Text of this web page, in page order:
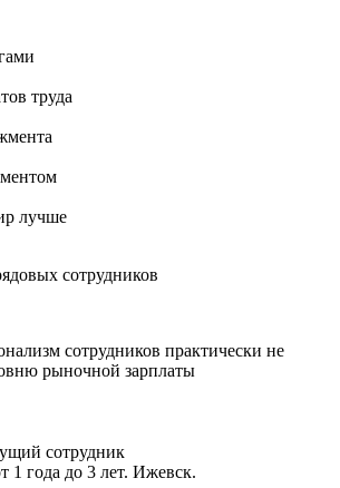
труда
лучше
сотрудников
сотрудников практически не
рыночной зарплаты
сотрудник
1 года до 3 лет. Ижевск.